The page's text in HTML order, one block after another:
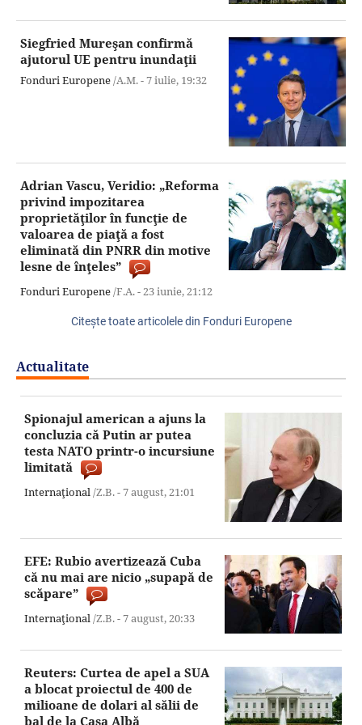
Siegfried Mureşan confirmă
ajutorul UE pentru inundaţii
Fonduri Europene/A.M. -7 iulie, 19:32
Adrian Vascu, Veridio: „Reforma
privind impozitarea
proprietăţilor în funcţie de
valoarea de piaţă a fost
eliminată din PNRR din motive
lesne de înţeles”
Fonduri Europene/F.A. -23 iunie,21:12
Citeşte toate articolele din Fonduri Europene
Actualitate
Spionajul american a ajuns la
concluzia că Putin ar putea
testa NATO printr-o incursiune
limitată
Internaţional/Z.B. -7 august,21:01
EFE: Rubio avertizează Cuba
că nu mai are nicio „supapă de
scăpare”
Internaţional/Z.B. -7 august,20:33
Reuters: Curtea de apel a SUA
a blocat proiectul de 400 de
milioane de dolari al sălii de
bal de la Casa Albă